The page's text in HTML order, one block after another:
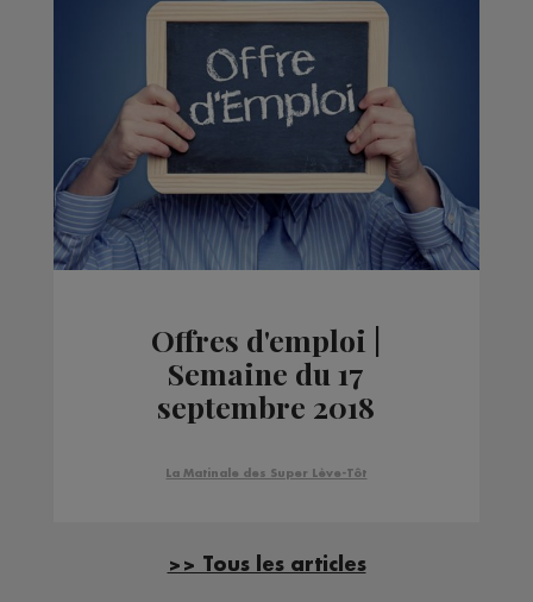
Offres d'emploi |
Semaine du 17
septembre 2018
La Matinale des Super Lève-Tôt
>> Tous les articles